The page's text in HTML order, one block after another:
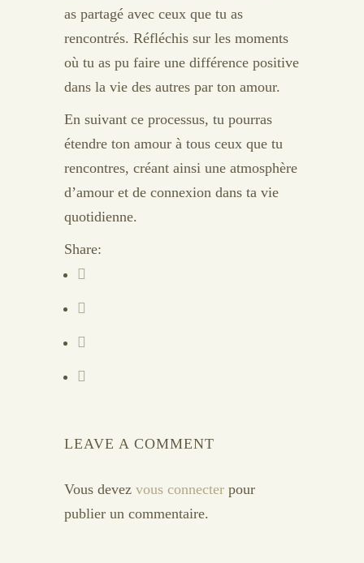
as partagé avec ceux que tu as
rencontrés. Réfléchis sur les moments
où tu as pu faire une différence positive
dans la vie des autres par ton amour.
En suivant ce processus, tu pourras
étendre ton amour à tous ceux que tu
rencontres, créant ainsi une atmosphère
d’amour et de connexion dans ta vie
quotidienne.
Share:
LEAVE A COMMENT
Vous devez vous connecter pour
publier un commentaire.